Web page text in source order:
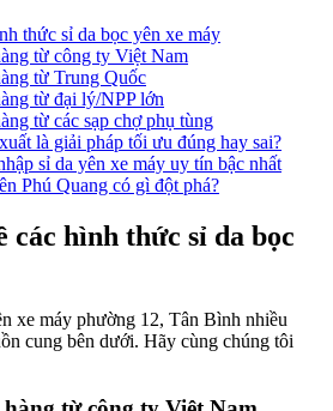
thức sỉ da bọc yên xe máy
từ công ty Việt Nam
từ Trung Quốc
từ đại lý/NPP lớn
từ các sạp chợ phụ tùng
là giải pháp tối ưu đúng hay sai?
sỉ da yên xe máy uy tín bậc nhất
Phú Quang có gì đột phá?
các hình thức sỉ da bọc
xe máy phường 12, Tân Bình nhiều
cung bên dưới. Hãy cùng chúng tôi